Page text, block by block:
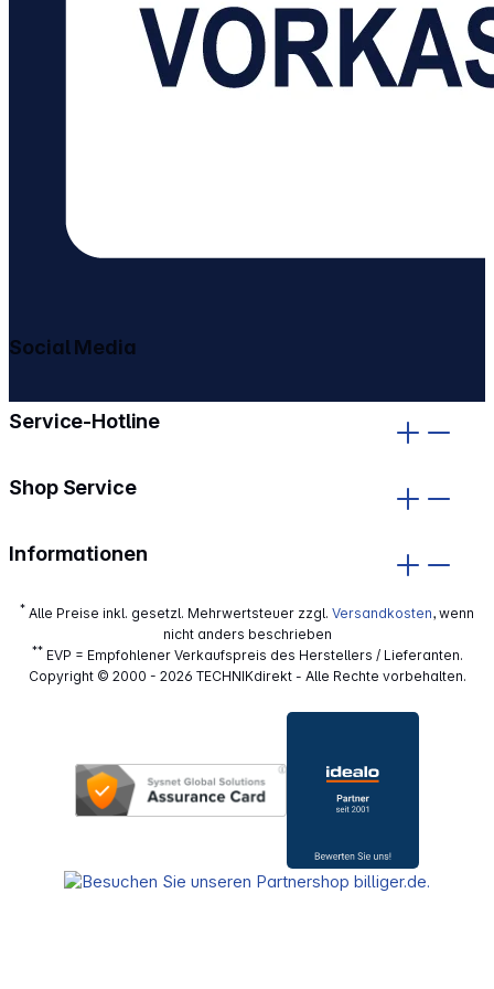
Service-Hotline
Shop Service
Informationen
Social Media
* Alle Preise inkl. gesetzl. Mehrwertsteuer zzgl. Versandkosten, wenn
nicht anders beschrieben
**EVP = Empfohlener Verkaufspreis des Herstellers / Lieferanten.
Copyright © 2000 - 2026 TECHNIKdirekt - Alle Rechte vorbehalten.